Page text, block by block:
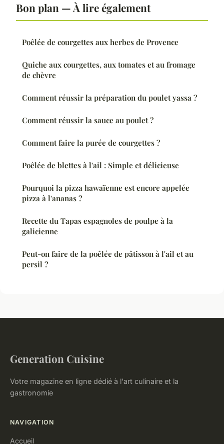
Bon plan — À lire également
Poêlée de courgettes aux herbes de Provence
Quiche aux courgettes, aux tomates et au fromage
de chèvre
Comment réussir la préparation du poulet yassa ?
Comment réussir la sauce au poulet ?
Comment faire la purée de courgettes ?
Poêlée de blettes à l'ail : Simple et délicieuse
Pourquoi la pizza hawaïenne est encore appelée
pizza à l'ananas ?
Recette du Tapas espagnoles de poulpe à la
galicienne
Peut-on faire de la poêlée de pâtisson à l'ail et au
persil ?
Generation Cuisine
Votre magazine en ligne dédié à l'art culinaire et la
gastronomie
NAVIGATION
Accueil